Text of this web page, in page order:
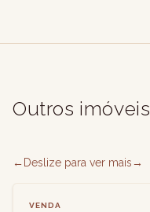
Outros imóveis
← Deslize para ver mais→
VENDA